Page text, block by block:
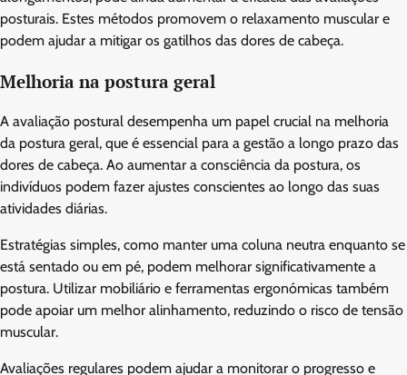
posturais. Estes métodos promovem o relaxamento muscular e
podem ajudar a mitigar os gatilhos das dores de cabeça.
Melhoria na postura geral
A avaliação postural desempenha um papel crucial na melhoria
da postura geral, que é essencial para a gestão a longo prazo das
dores de cabeça. Ao aumentar a consciência da postura, os
indivíduos podem fazer ajustes conscientes ao longo das suas
atividades diárias.
Estratégias simples, como manter uma coluna neutra enquanto se
está sentado ou em pé, podem melhorar significativamente a
postura. Utilizar mobiliário e ferramentas ergonómicas também
pode apoiar um melhor alinhamento, reduzindo o risco de tensão
muscular.
Avaliações regulares podem ajudar a monitorar o progresso e